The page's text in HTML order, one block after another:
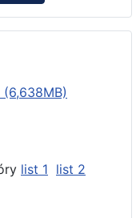
list 1 list 2